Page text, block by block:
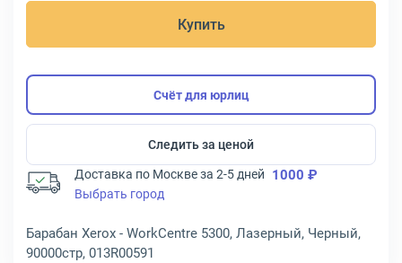
Купить
Счёт для юрлиц
Следить за ценой
Доставка по Москве за 2-5 дней 1000 ₽
Выбрать город
Барабан Xerox - WorkCentre 5300, Лазерный, Черный,
90000стр, 013R00591